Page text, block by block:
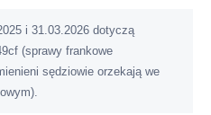
i 31.03.2026 dotyczą
(sprawy frankowe
sędziowie orzekają we